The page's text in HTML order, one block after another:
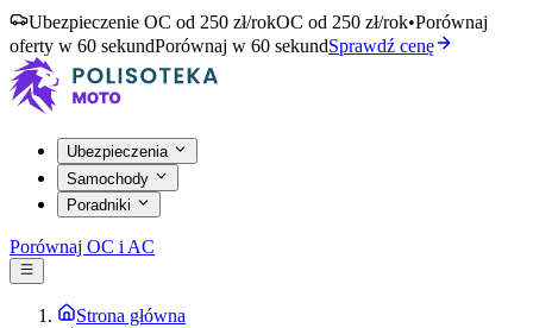
Ubezpieczenie OC od 250 zł/rokOC od 250 zł/rok•Porównaj
oferty w 60 sekundPorównaj w 60 sekundSprawdź cenę
Ubezpieczenia
Samochody
Poradniki
Porównaj OC i AC
Strona główna